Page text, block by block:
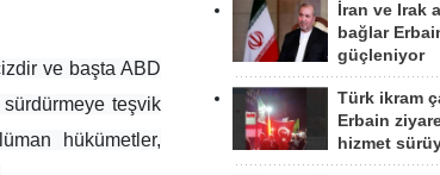
ve başta ABD
sürdürmeye teşvik
hükümetler,
İran ve Irak
bağlar
güçleniyor
Türk ikram
Erbain
hizmet